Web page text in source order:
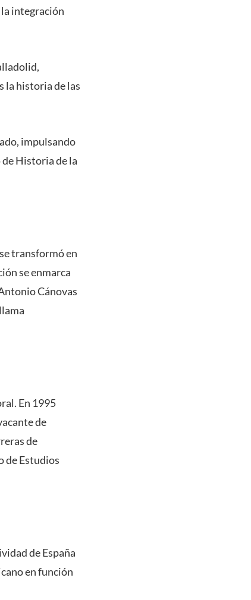
integración
la historia de las
impulsando
Historia de la
transformó en
se enmarca
Cánovas
En 1995
de
de
de Estudios
de España
en función